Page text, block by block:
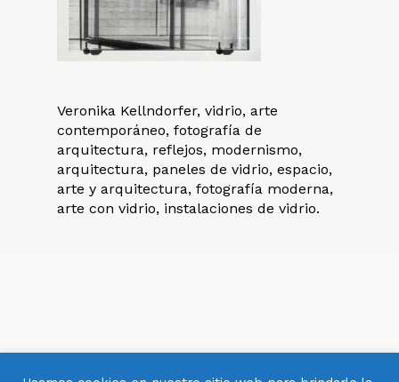
Veronika Kellndorfer, vidrio, arte
contemporáneo, fotografía de
arquitectura, reflejos, modernismo,
arquitectura, paneles de vidrio, espacio,
arte y arquitectura, fotografía moderna,
arte con vidrio, instalaciones de vidrio.